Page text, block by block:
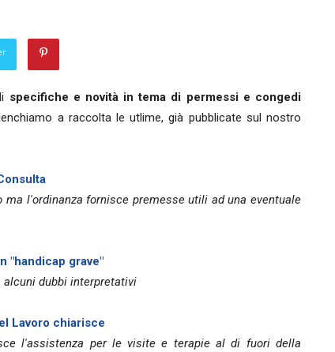
specifiche e novità in tema di permessi e congedi
a raccolta le utlime, già pubblicate sul nostro
ma l'ordinanza fornisce premesse utili ad una eventuale
"handicap grave"
alcuni dubbi interpretativi
Lavoro chiarisce
l'assistenza per le visite e terapie al di fuori della